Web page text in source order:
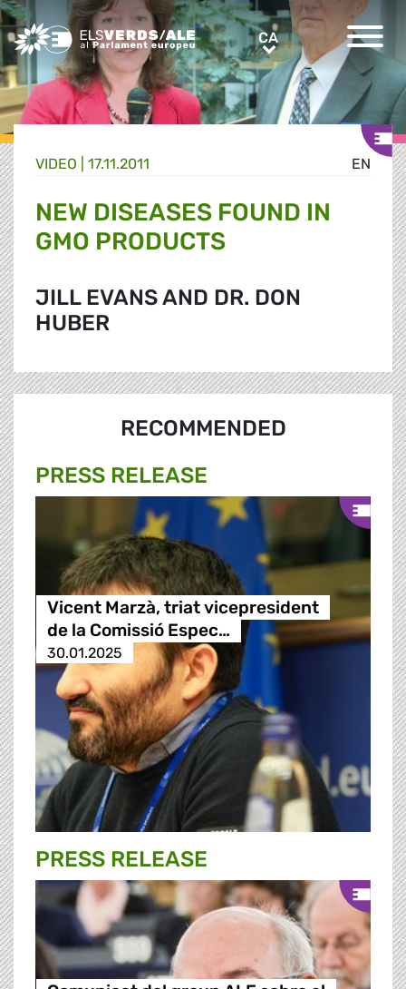
Greens/EFA Home CACA
EN
VIDEO | 17.11.2011
NEW DISEASES FOUND IN
GMO PRODUCTS
JILL EVANS AND DR. DON
HUBER
RECOMMENDED
PRESS RELEASE
Vicent Marzà, triat vicepresident
de la Comissió Espec…
30.01.2025
PRESS RELEASE